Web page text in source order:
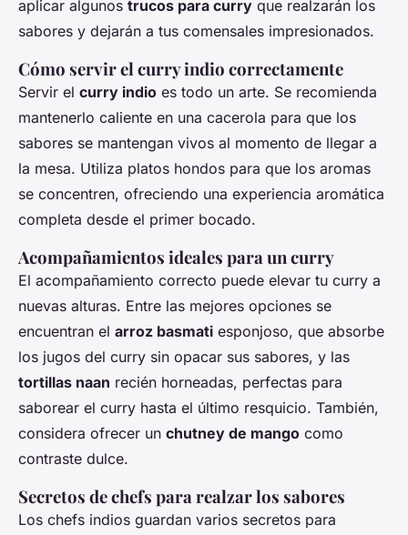
aplicar algunos trucos para curry que realzarán los
sabores y dejarán a tus comensales impresionados.
Cómo servir el curry indio correctamente
Servir el curry indio es todo un arte. Se recomienda
mantenerlo caliente en una cacerola para que los
sabores se mantengan vivos al momento de llegar a
la mesa. Utiliza platos hondos para que los aromas
se concentren, ofreciendo una experiencia aromática
completa desde el primer bocado.
Acompañamientos ideales para un curry
El acompañamiento correcto puede elevar tu curry a
nuevas alturas. Entre las mejores opciones se
encuentran el arroz basmati esponjoso, que absorbe
los jugos del curry sin opacar sus sabores, y las
tortillas naan recién horneadas, perfectas para
saborear el curry hasta el último resquicio. También,
considera ofrecer un chutney de mango como
contraste dulce.
Secretos de chefs para realzar los sabores
Los chefs indios guardan varios secretos para